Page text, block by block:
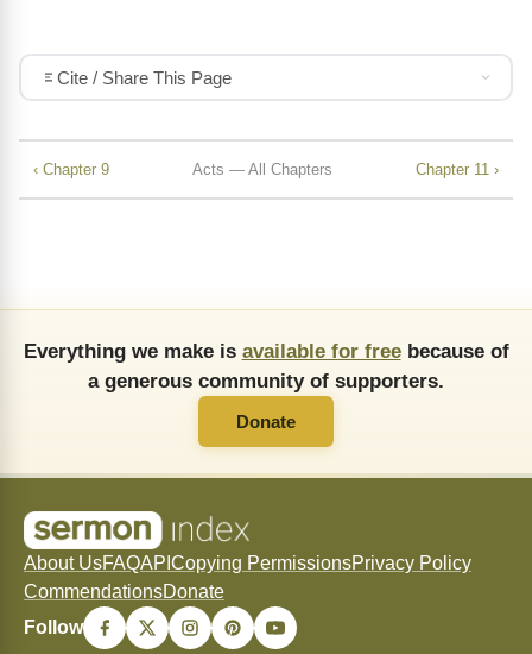
Cite / Share This Page
‹ Chapter 9 Acts — All Chapters Chapter 11 ›
Everything we make is available for freebecause of
a generous community of supporters.
Donate
About UsFAQAPI Copying PermissionsPrivacy Policy
CommendationsDonate
Follow